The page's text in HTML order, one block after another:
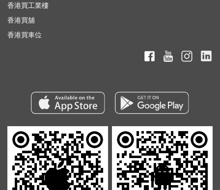
香港買工業樓
香港買舖
香港買車位